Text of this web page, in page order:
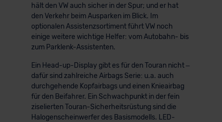
hält den VW auch sicher in der Spur; und er hat
den Verkehr beim Ausparken im Blick. Im
optionalen Assistenzsortiment führt VW noch
einige weitere wichtige Helfer: vom Autobahn- bis
zum Parklenk-Assistenten.
Ein Head-up-Display gibt es für den Touran nicht –
dafür sind zahlreiche Airbags Serie: u.a. auch
durchgehende Kopfairbags und einen Knieairbag
für den Beifahrer. Ein Schwachpunkt in der fein
ziselierten Touran-Sicherheitsrüstung sind die
Halogenscheinwerfer des Basismodells. LED-